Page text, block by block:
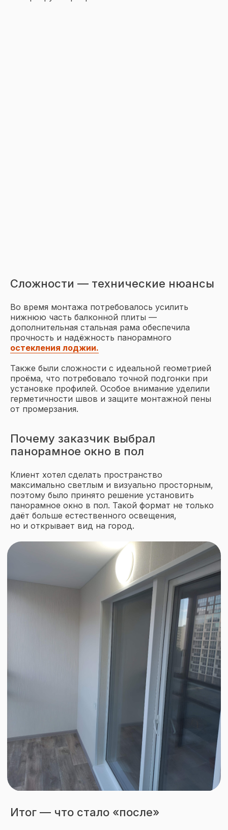
Сложности — технические нюансы
Во время монтажа потребовалось усилить
нижнюю часть балконной плиты —
дополнительная стальная рама обеспечила
прочность и надёжность панорамного
остекления лоджии.
Также были сложности с идеальной геометрией
проёма, что потребовало точной подгонки при
установке профилей. Особое внимание уделили
герметичности швов и защите монтажной пены
от промерзания.
Почему заказчик выбрал
панорамное окно в пол
Клиент хотел сделать пространство
максимально светлым и визуально просторным,
поэтому было принято решение установить
панорамное окно в пол. Такой формат не только
даёт больше естественного освещения,
но и открывает вид на город.
Итог — что стало «после»
Узнайте стоимость
ваших окон за 3 минуты
Просто позвоните по номеру
+7 (351) 216-30-10